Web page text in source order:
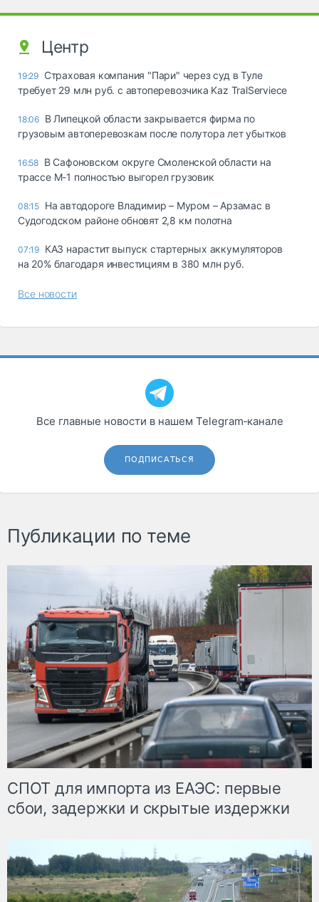
Центр
19:29 Страховая компания "Пари" через суд в Туле
требует 29 млн руб. с автоперевозчика Kaz TralServiece
18:06 В Липецкой области закрывается фирма по
грузовым автоперевозкам после полутора лет убытков
16:58 В Сафоновском округе Смоленской области на
трассе М-1 полностью выгорел грузовик
08:15 На автодороге Владимир – Муром – Арзамас в
Судогодском районе обновят 2,8 км полотна
07:19 КАЗ нарастит выпуск стартерных аккумуляторов
на 20% благодаря инвестициям в 380 млн руб.
Все новости
Все главные новости в нашем Telegram‑канале
ПОДПИСАТЬСЯ
Публикации по теме
СПОТ для импорта из ЕАЭС: первые
сбои, задержки и скрытые издержки